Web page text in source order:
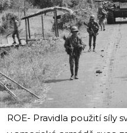
ROE- Pravidla použití síly